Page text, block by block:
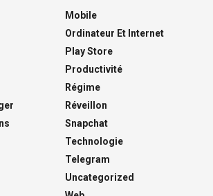
Mobile
Ordinateur Et Internet
Play Store
Productivité
Régime
Réveillon
Snapchat
Technologie
Telegram
Uncategorized